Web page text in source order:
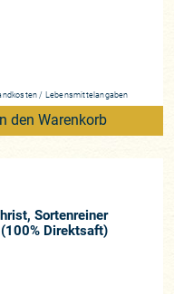
/ Lebensmittelangaben
den Warenkorb
Sortenreiner
Direktsaft)